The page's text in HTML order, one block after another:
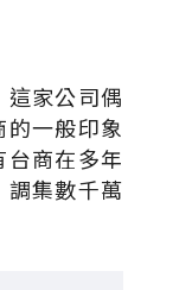
家公司偶
一般印象
商在多年
集數千萬